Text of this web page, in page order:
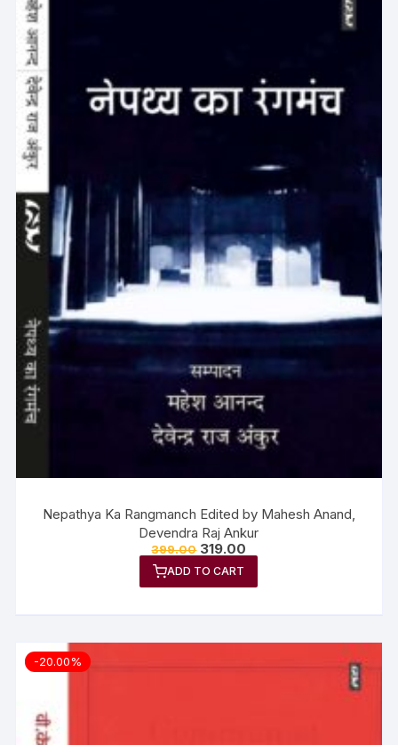
Nepathya Ka Rangmanch Edited by Mahesh Anand,
Devendra Raj Ankur
399.00 319.00
ADD TO CART
-20.00%